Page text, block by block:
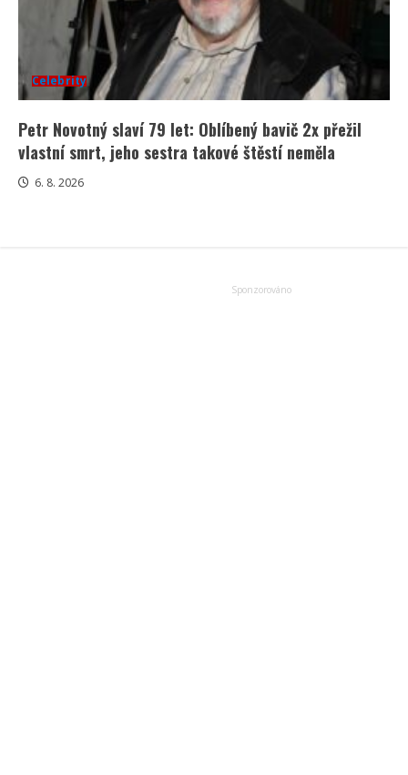
Celebrity
Petr Novotný slaví 79 let: Oblíbený bavič 2x přežil
vlastní smrt, jeho sestra takové štěstí neměla
6. 8. 2026